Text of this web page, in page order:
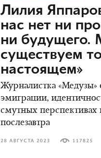
Лилия
нас нет ни
ни будущего.
существуем
настоящем»
Журналистка «Медузы»
эмиграции,
смутных перспективах
послезавтра
28 АВГУСТА 2023 117825